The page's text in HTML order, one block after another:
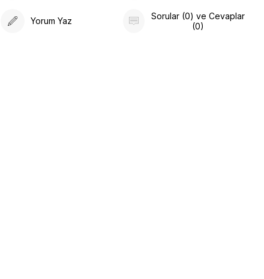
Yorum Yaz
Sorular (0) ve Cevaplar
(0)